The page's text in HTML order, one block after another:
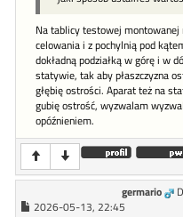
Na tablicy testowej
celowania i z pochylnią pod
dokładną podziałką w górę i w
statywie, tak aby płaszczyzna
głębię ostrości. Aparat też na
gubię ostrość, wyzwalam
opóźnieniem.
germario
2026-05-13, 22:45